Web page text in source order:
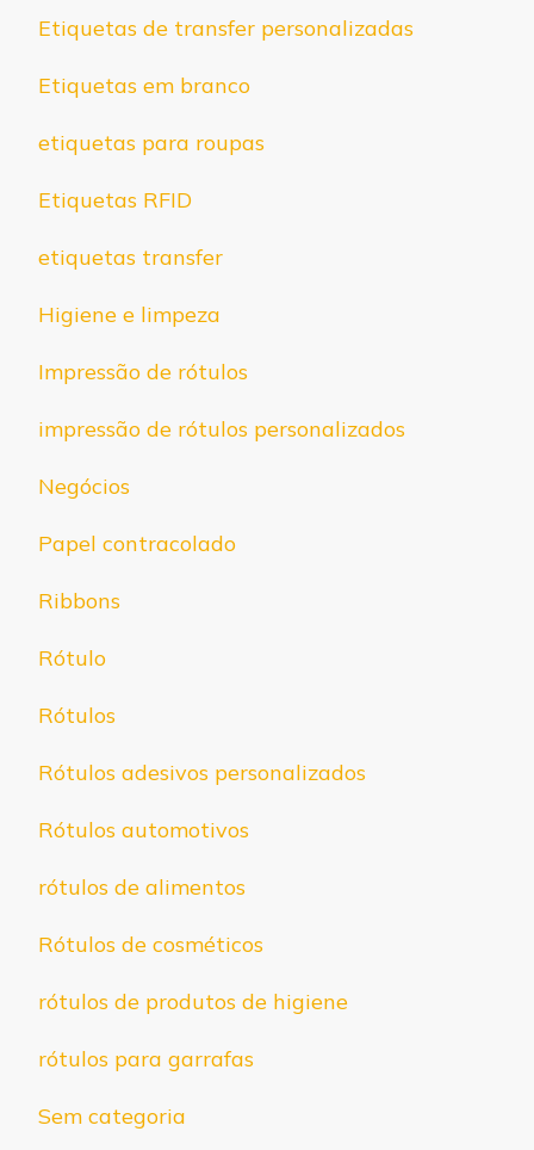
Etiquetas de transfer personalizadas
Etiquetas em branco
etiquetas para roupas
Etiquetas RFID
etiquetas transfer
Higiene e limpeza
Impressão de rótulos
impressão de rótulos personalizados
Negócios
Papel contracolado
Ribbons
Rótulo
Rótulos
Rótulos adesivos personalizados
Rótulos automotivos
rótulos de alimentos
Rótulos de cosméticos
rótulos de produtos de higiene
rótulos para garrafas
Sem categoria